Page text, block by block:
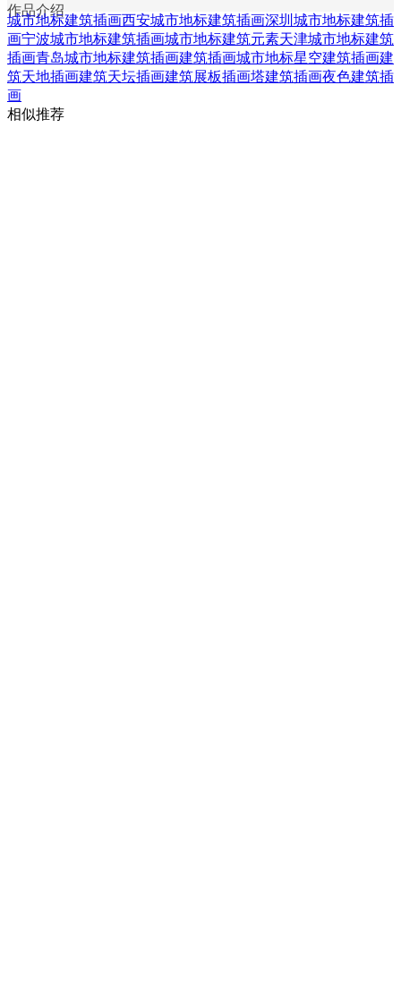
作品介绍
城市地标建筑插画西安城市地标建筑插画深圳城市地标建筑插
画宁波城市地标建筑插画城市地标建筑元素天津城市地标建筑
插画青岛城市地标建筑插画建筑插画城市地标星空建筑插画建
筑天地插画建筑天坛插画建筑展板插画塔建筑插画夜色建筑插
画
相似推荐